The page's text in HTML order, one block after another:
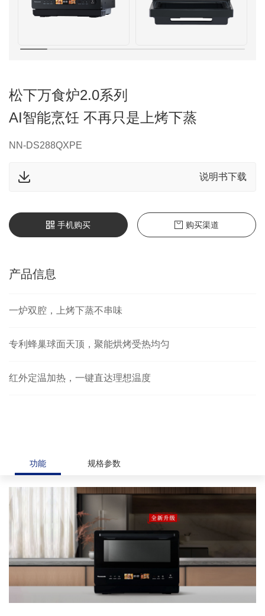
松下万食炉2.0系列
AI智能烹饪 不再只是上烤下蒸
NN-DS288QXPE
说明书下载
手机购买 购买渠道
产品信息
一炉双腔，上烤下蒸不串味
专利蜂巢球面天顶，聚能烘烤受热均匀
红外定温加热，一键直达理想温度
功能 规格参数